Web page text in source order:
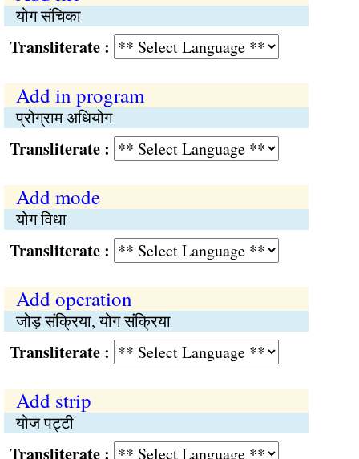
योग संचिका
:
Add in program
प्रोग्राम अधियोग
:
Add mode
योग विधा
:
Add operation
जोड़ संक्रिया, योग संक्रिया
:
Add strip
योज पट्टी
: